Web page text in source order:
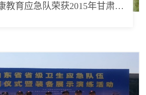
省健康教育所健康教育应急队荣获2015年甘肃省卫生应急演练二等奖